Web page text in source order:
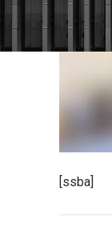
[ssba]